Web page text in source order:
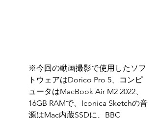
※今回の動画撮影で使用したソフ
トウェアはDorico Pro 5、コンピ
ュータはMacBook Air M2 2022、
16GB RAMで、Iconica Sketchの音
源はMac内蔵SSDに、BBC